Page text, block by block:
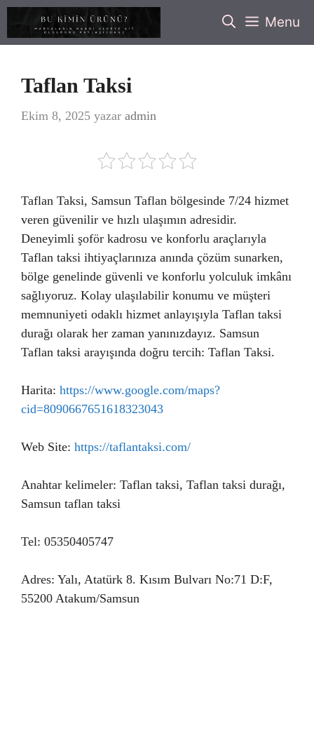
İçeriğe
Menu
Taflan Taksi
Ekim 8, 2025 yazar admin
Taflan Taksi, Samsun Taflan bölgesinde 7/24 hizmet
veren güvenilir ve hızlı ulaşımın adresidir.
Deneyimli şoför kadrosu ve konforlu araçlarıyla
Taflan taksi ihtiyaçlarınıza anında çözüm sunarken,
bölge genelinde güvenli ve konforlu yolculuk imkânı
sağlıyoruz. Kolay ulaşılabilir konumu ve müşteri
memnuniyeti odaklı hizmet anlayışıyla Taflan taksi
durağı olarak her zaman yanınızdayız. Samsun
Taflan taksi arayışında doğru tercih: Taflan Taksi.
Harita: https://www.google.com/maps?
cid=8090667651618323043
Web Site: https://taflantaksi.com/
Anahtar kelimeler: Taflan taksi, Taflan taksi durağı,
Samsun taflan taksi
Tel: 05350405747
Adres: Yalı, Atatürk 8. Kısım Bulvarı No:71 D:F,
55200 Atakum/Samsun